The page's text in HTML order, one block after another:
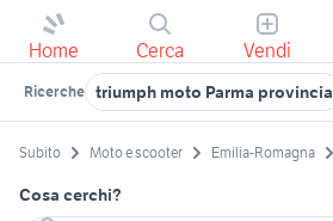
Home Cerca Vendi
Ricerche triumph moto Parma provincia
Subito Moto e scooter Emilia-Romagna
Cosa cerchi?